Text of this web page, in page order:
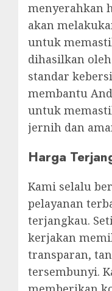
menyerahkan
akan
untuk
dihasilkan
standar
membantu
untuk
jernih dan
Harga
Kami selalu
pelayanan
terjangkau.
kerjakan
transparan,
tersembunyi.